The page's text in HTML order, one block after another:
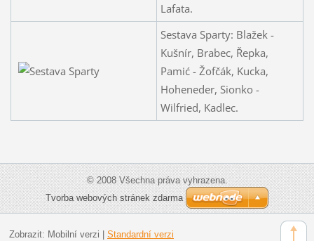
Lafata.
Sestava Sparty: Blažek -
Kušnír, Brabec, Řepka,
Pamić - Žofčák, Kucka,
Hoheneder, Sionko -
Wilfried, Kadlec.
© 2008 Všechna práva vyhrazena.
Tvorba webových stránek zdarma
Zobrazit: Mobilní verzi Standardní verzi